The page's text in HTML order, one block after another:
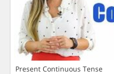
Present Continuous Tense